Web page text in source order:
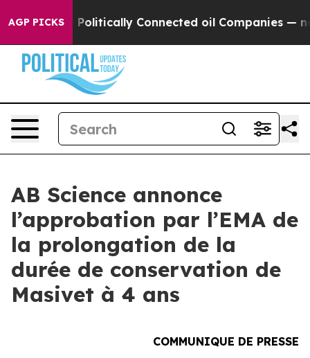
AGP PICKS
Gave Politically Connected oil Companies — not
AB Science annonce
l’approbation par l’EMA de
la prolongation de la
durée de conservation de
Masivet à 4 ans
COMMUNIQUE DE PRESSE